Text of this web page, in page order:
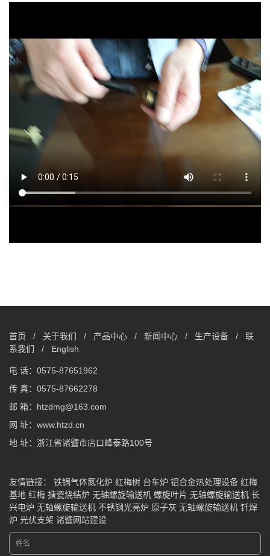
首页 / 关于我们 / 产品中心 / 新闻中心 / 生产设备 / 联
系我们
/ English
电 话：0575-87651962
传 真：0575-87662278
邮 箱：htzdmg@163.com
网 址：www.htzd.cn
地 址：浙江省诸暨市店口峰泰路100号
友情链接： 铁锅气体氮化炉 红梅树 台车炉 铝合金热处理设备 红梅
基地 红梅 搪瓷烧结炉 无轴螺旋输送机 螺旋叶片 无轴螺旋输送机 长
兴电炉 无轴螺旋输送机 不锈钢光亮炉 原子灰 无轴螺旋输送机 钎焊
炉 光伏支架 诸暨网站建设